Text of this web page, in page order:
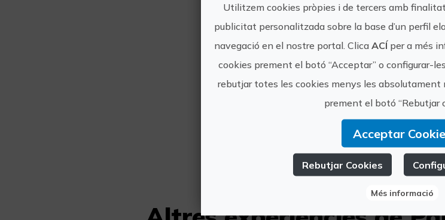
Parador Golf El
Saler
Utilitzem cookies pròpies i de tercers amb
publicitat personalitzada sobre la base d’un perfil
navegació en el nostre portal. Clica ACÍper a més
cookies prement el botó “Acceptar” o configurar-
rebutjar totes les cookies menys les absolutament
prement el botó “Rebutjar
Acceptar
Rebutjar Cookies
Més informació